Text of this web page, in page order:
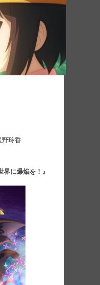
野玲香
に爆焔を！』